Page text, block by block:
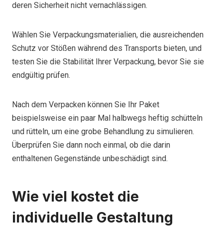
deren Sicherheit nicht vernachlässigen.
Wählen Sie Verpackungsmaterialien, die ausreichenden
Schutz vor Stößen während des Transports bieten, und
testen Sie die Stabilität Ihrer Verpackung, bevor Sie sie
endgültig prüfen.
Nach dem Verpacken können Sie Ihr Paket
beispielsweise ein paar Mal halbwegs heftig schütteln
und rütteln, um eine grobe Behandlung zu simulieren.
Überprüfen Sie dann noch einmal, ob die darin
enthaltenen Gegenstände unbeschädigt sind.
Wie viel kostet die
individuelle Gestaltung